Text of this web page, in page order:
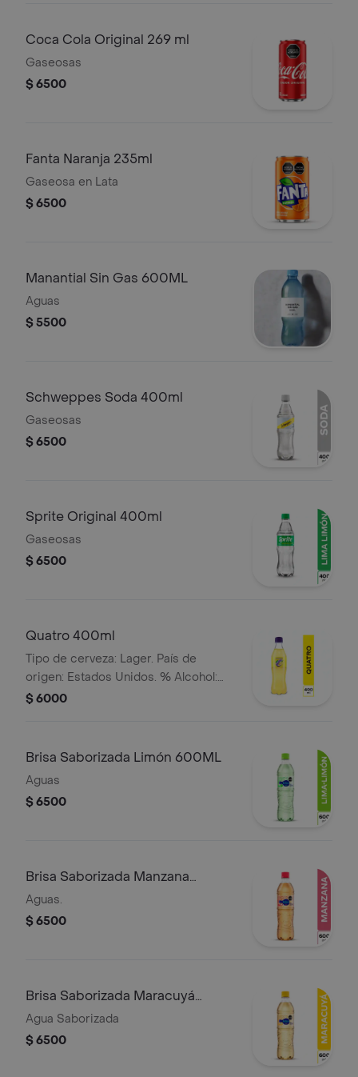
Coca Cola Original 269 ml
Gaseosas
$ 6500
Fanta Naranja 235ml
Gaseosa en Lata
$ 6500
Manantial Sin Gas 600ML
Aguas
$ 5500
Schweppes Soda 400ml
Gaseosas
$ 6500
Sprite Original 400ml
Gaseosas
$ 6500
Quatro 400ml
Tipo de cerveza: Lager. País de
origen: Estados Unidos. % Alcohol:
5.0%
$ 6000
Brisa Saborizada Limón 600ML
Aguas
$ 6500
Brisa Saborizada Manzana
600ML
Aguas.
$ 6500
Brisa Saborizada Maracuyá
600ml
Agua Saborizada
$ 6500